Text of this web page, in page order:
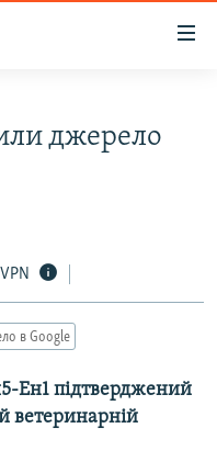
джерело
в Google
Ен1 підтверджений
ветеринарній